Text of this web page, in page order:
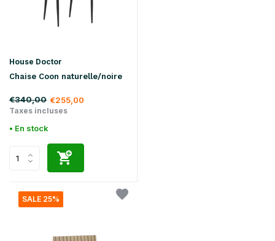
House Doctor
Chaise Coon naturelle/noire
€340,00 €255,00
Taxes incluses
• En stock
SALE 25%